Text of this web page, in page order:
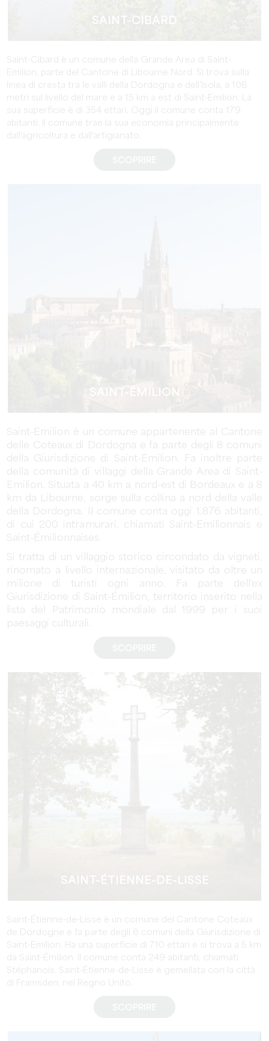
SAINT-CIBARD
Saint-Cibard è un comune della Grande Area di Saint-
Emilion, parte del Cantone di Libourne Nord. Si trova sulla
linea di cresta tra le valli della Dordogna e dell'Isola, a 108
metri sul livello del mare e a 15 km a est di Saint-Emilion. La
sua superficie è di 354 ettari. Oggi il comune conta 179
abitanti. Il comune trae la sua economia principalmente
dall'agricoltura e dall'artigianato.
SAINT-ÉMILION
Saint-Emilion è un comune appartenente al Cantone
delle Coteaux di Dordogna e fa parte degli 8 comuni
della Giurisdizione di Saint-Emilion. Fa inoltre parte
della comunità di villaggi della Grande Area di Saint-
Emilion. Situata a 40 km a nord-est di Bordeaux e a 8
km da Libourne, sorge sulla collina a nord della valle
della Dordogna. Il comune conta oggi 1.876 abitanti,
di cui 200 intramurari, chiamati Saint-Emilionnais e
Saint-Émilionnaises.
Si tratta di un villaggio storico circondato da vigneti,
rinomato a livello internazionale, visitato da oltre un
milione di turisti ogni anno. Fa parte dell'ex
Giurisdizione di Saint-Émilion, territorio inserito nella
lista del Patrimonio mondiale dal 1999 per i suoi
paesaggi culturali.
SAINT-ÉTIENNE-DE-LISSE
Saint-Étienne-de-Lisse è un comune del Cantone Coteaux
de Dordogne e fa parte degli 8 comuni della Giurisdizione di
Saint-Emilion. Ha una superficie di 710 ettari e si trova a 5 km
da Saint-Émilion. Il comune conta 249 abitanti, chiamati
Stéphanois. Saint-Étienne-de-Lisse è gemellata con la città
di Framsden, nel Regno Unito.